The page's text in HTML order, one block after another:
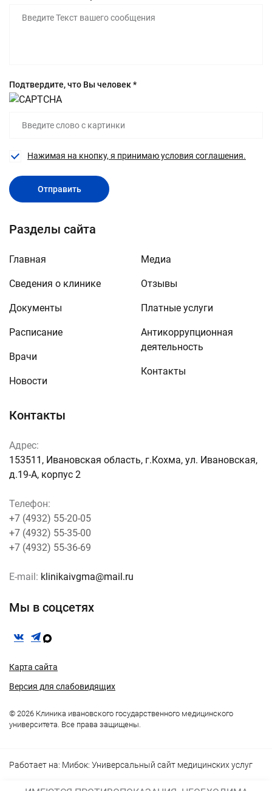
Контакты
Адрес:
153511, Ивановская область, г.Кохма, ул. Ивановская,
д.19-А, корпус 2
Телефон:
+7 (4932) 55-20-05
+7 (4932) 55-35-00
+7 (4932) 55-36-69
E-mail: klinikaivgma@mail.ru
Мы в соцсетях
Карта сайта
Версия для слабовидящих
© 2026 Клиника ивановского государственного медицинского
университета. Все права защищены.
Разделы сайта
Главная
Сведения о клинике
Документы
Расписание
Врачи
Новости
Медиа
Отзывы
Платные услуги
Антикоррупционная
деятельность
Контакты
Подтвердите, что Вы человек *
Нажимая на кнопку, я принимаю условия соглашения.
Отправить
Работает на: Мибок: Универсальный сайт медицинских услуг